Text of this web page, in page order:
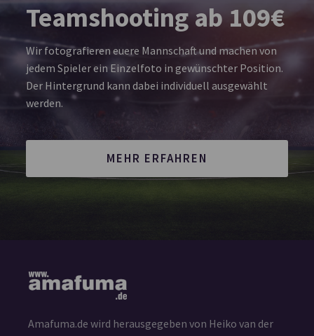
Teamshooting ab 109€
Wir fotografieren euere Mannschaft und machen von
jedem Spieler ein Einzelfoto in gewünschter Position.
Der Hintergrund kann dabei individuell ausgewählt
werden.
MEHR ERFAHREN
Amafuma.de wird herausgegeben von Heiko van der